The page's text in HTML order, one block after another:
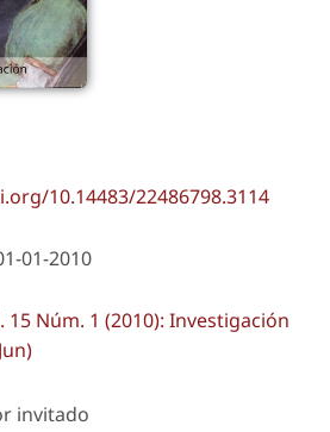
10.14483/22486798.3114
01-2010
15 Núm. 1 (2010): Investigación
invitado